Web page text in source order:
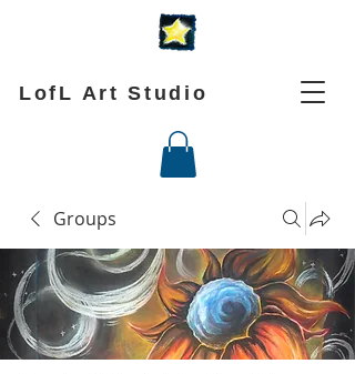
LofL Art Studio
Groups